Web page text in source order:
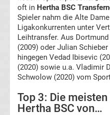
Ergebnisse
Champions
League
Tabelle
oft in Hertha BSC
Spieler nahm die Alte
Ligakonkurrenten unter
Leihtransfer. Aus
(2009) oder Julian
hingegen Vedad Ibisevic
(2020) sowie u.a. Vladimir
Schwolow (2020) vom
Top 3: Die
Hertha BSC von…